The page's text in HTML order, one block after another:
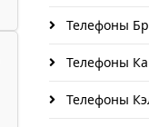
Телефоны
Телефоны
Телефоны